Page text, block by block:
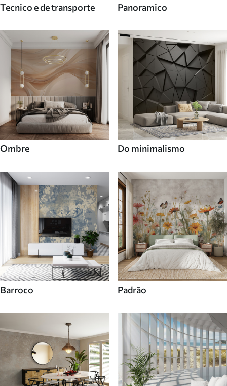
Tecnico e de transporte Panoramico
Ombre Do minimalismo
Barroco Padrão